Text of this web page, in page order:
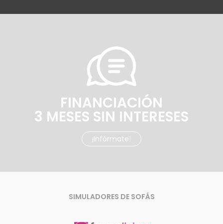
FINANCIACIÓN
3 MESES SIN INTERESES
¡Infórmate!
SIMULADORES DE SOFÁS